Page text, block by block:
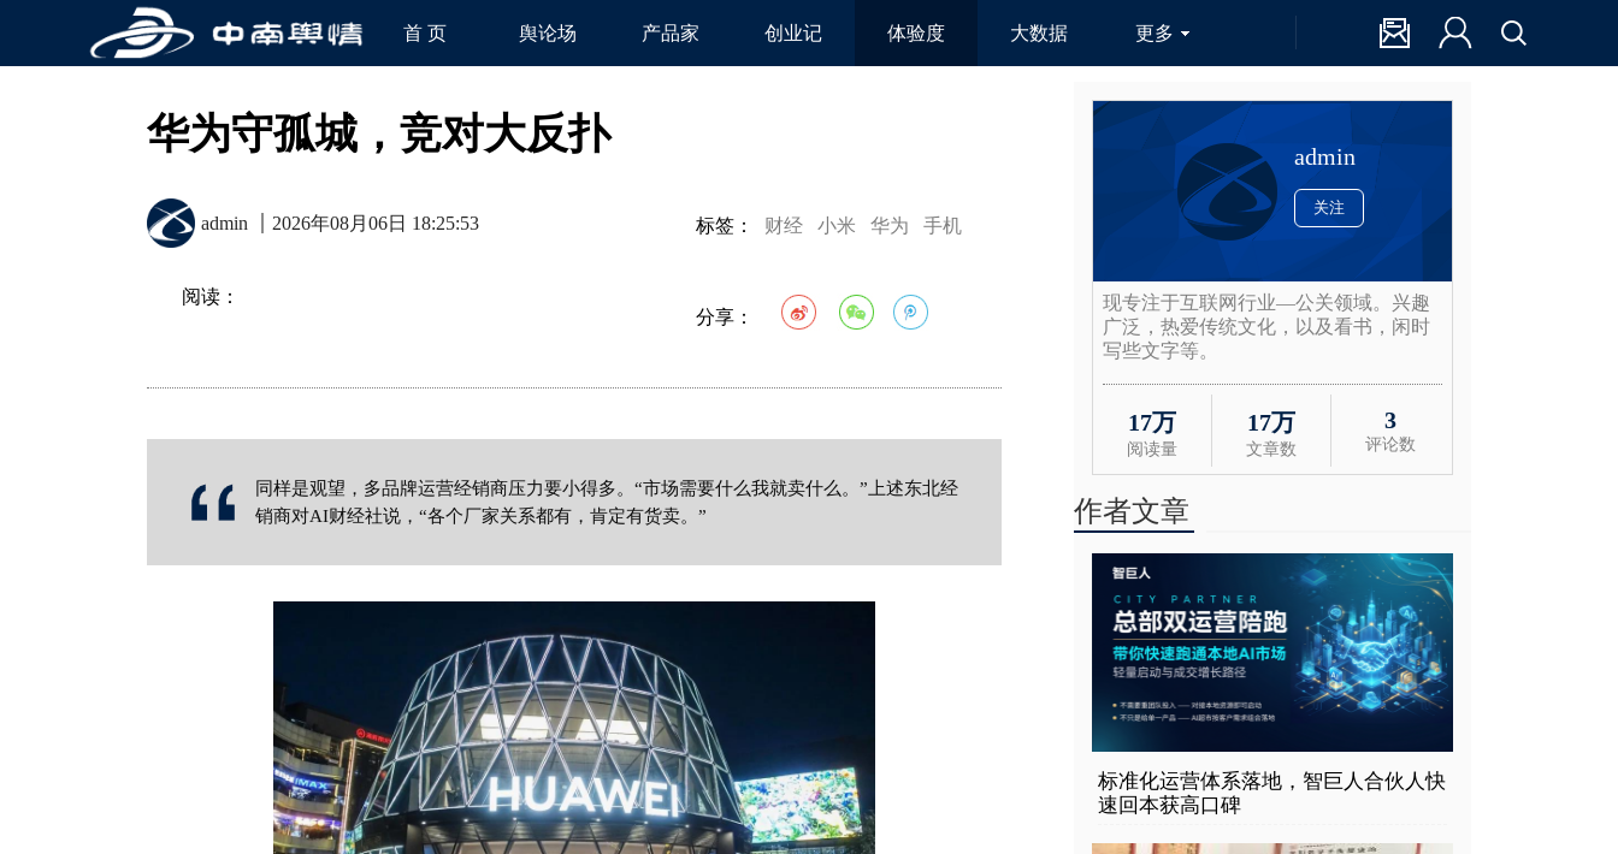
首 页 舆论场 产品家 创业记 体验度 大数据 更多
华为守孤城，竞对大反扑
admin 2026年08月06日 18:25:53
阅读：
标签： 财经 小米 华为 手机
分享：
同样是观望，多品牌运营经销商压力要小得多。“市场需要什么我就卖什么。”上述东北经
销商对AI财经社说，“各个厂家关系都有，肯定有货卖。”
admin
关注
现专注于互联网行业—公关领域。兴趣
广泛，热爱传统文化，以及看书，闲时
写些文字等。
17万
阅读量
17万
文章数
3
评论数
作者文章
标准化运营体系落地，智巨人合伙人快
速回本获高口碑